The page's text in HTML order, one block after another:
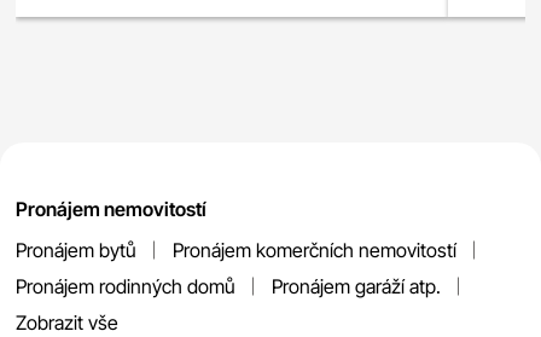
Pronájem nemovitostí
Pronájem bytů
Pronájem komerčních nemovitostí
Pronájem rodinných domů
Pronájem garáží atp.
Zobrazit vše